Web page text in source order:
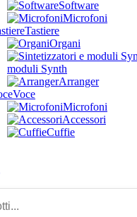
Software
Microfoni
Tastiere
Organi
moduli Synth
Arranger
Voce
Microfoni
Accessori
Cuffie